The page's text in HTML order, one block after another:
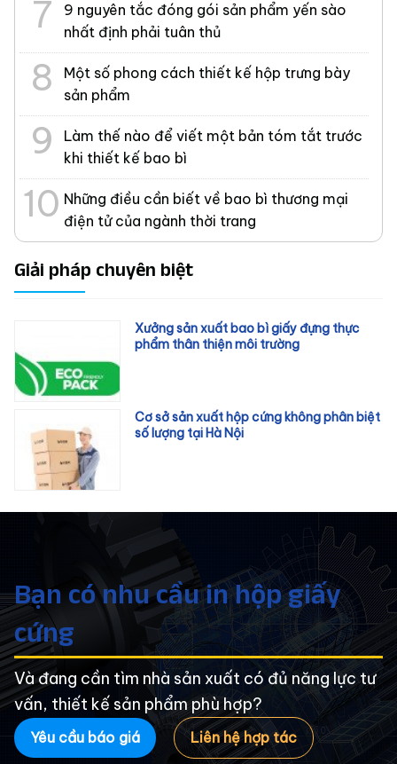
9 nguyên tắc đóng gói sản phẩm yến sào
nhất định phải tuân thủ
Một số phong cách thiết kế hộp trưng bày
sản phẩm
Làm thế nào để viết một bản tóm tắt trước
khi thiết kế bao bì
Những điều cần biết về bao bì thương mại
điện tử của ngành thời trang
Giải pháp chuyên biệt
Xưởng sản xuất bao bì giấy đựng thực
phẩm thân thiện môi trường
Cơ sở sản xuất hộp cứng không phân biệt
số lượng tại Hà Nội
Bạn có nhu cầu in hộp giấy
cứng
Và đang cần tìm nhà sản xuất có đủ năng lực tư
vấn, thiết kế sản phẩm phù hợp?
Yêu cầu báo giá Liên hệ hợp tác